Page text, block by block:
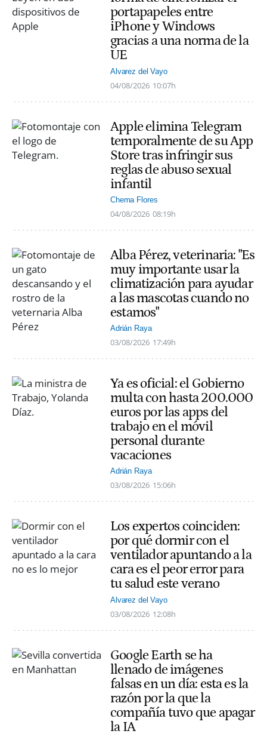
portapapeles entre
iPhone y Windows
gracias a una norma de la
UE
Alvarez del Vayo
04/08/2026 10:07h
Apple elimina Telegram
temporalmente de su App
Store tras infringir sus
reglas de abuso sexual
infantil
Chema Flores
04/08/2026 08:19h
Alba Pérez, veterinaria: "Es
muy importante usar la
climatización para ayudar
a las mascotas cuando no
estamos"
Adrián Raya
03/08/2026 17:49h
Ya es oficial: el Gobierno
multa con hasta 200.000
euros por las apps del
trabajo en el móvil
personal durante
vacaciones
Adrián Raya
03/08/2026 15:06h
Los expertos coinciden:
por qué dormir con el
ventilador apuntando a la
cara es el peor error para
tu salud este verano
Alvarez del Vayo
03/08/2026 12:08h
Google Earth se ha
llenado de imágenes
falsas en un día: esta es la
razón por la que la
compañía tuvo que apagar
la IA